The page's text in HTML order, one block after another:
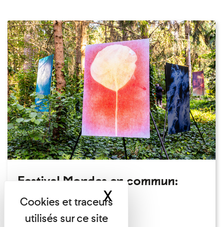
Festival Mondes en commun:
visite guidée
Festival
XMasquer le